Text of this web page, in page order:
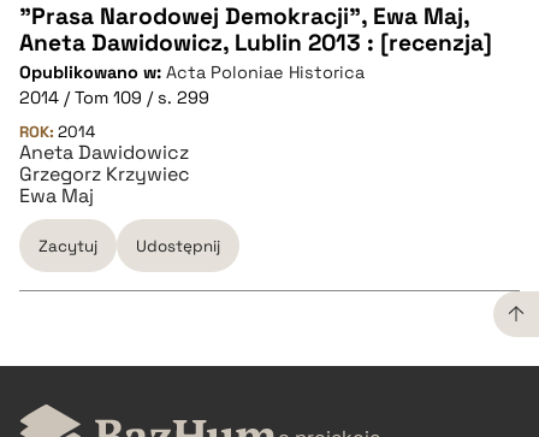
CZYSTY TEKST
pobierz cytat
BIBTEX
pobierz cytat
"Prasa Narodowej Demokracji", Ewa Maj,
Aneta Dawidowicz, Lublin 2013 : [recenzja]
Opublikowano w: Acta Poloniae Historica
2014 / Tom 109 / s. 299
ROK: 2014
Aneta Dawidowicz
Grzegorz Krzywiec
Ewa Maj
Zacytuj Udostępnij
CZYSTY TEKST